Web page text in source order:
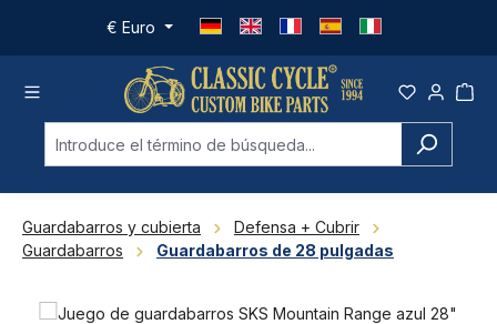
Saltar al contenido principal
€ Euro
Guardabarros y cubierta
Defensa + Cubrir
Guardabarros
Guardabarros de 28 pulgadas
Omitir galería de imágenes